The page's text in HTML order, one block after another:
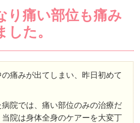
り痛い部位も痛み
した。
痛みが出てしまい、昨日初めて
院では、痛い部位のみの治療だ
院は身体全身のケアーを大変丁